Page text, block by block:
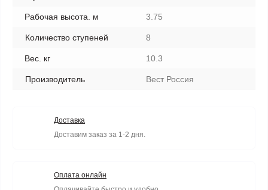
Рабочая высота. м 3.75
Количество ступеней 8
Вес. кг 10.3
Производитель Вест Россия
Доставка
Доставим заказ за 1-2 дня.
Оплата онлайн